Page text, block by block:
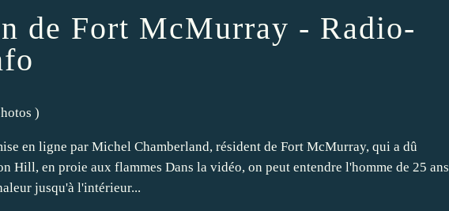
de Fort McMurray - Radio-
)
en ligne par Michel Chamberland, résident de Fort McMurray, qui a dû
Hill, en proie aux flammes Dans la vidéo, on peut entendre l'homme de 25 ans
jusqu'à l'intérieur...